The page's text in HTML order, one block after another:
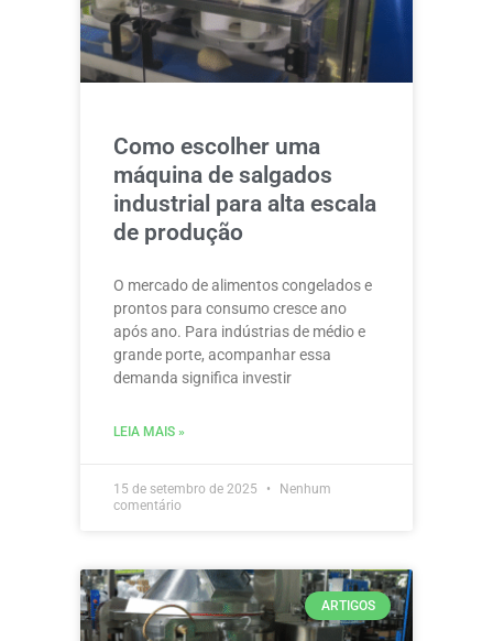
Como escolher uma
máquina de salgados
industrial para alta escala
de produção
O mercado de alimentos congelados e
prontos para consumo cresce ano
após ano. Para indústrias de médio e
grande porte, acompanhar essa
demanda significa investir
LEIA MAIS »
15 de setembro de 2025
Nenhum
comentário
ARTIGOS